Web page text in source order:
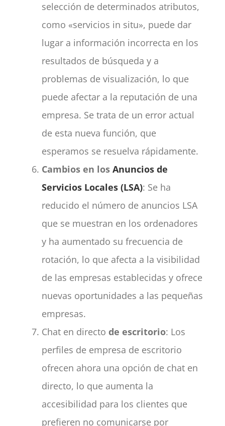
selección de determinados atributos,
como «servicios in situ», puede dar
lugar a información incorrecta en los
resultados de búsqueda y a
problemas de visualización, lo que
puede afectar a la reputación de una
empresa. Se trata de un error actual
de esta nueva función, que
esperamos se resuelva rápidamente.
Cambios en los Anuncios de
Servicios Locales (LSA): Se ha
reducido el número de anuncios LSA
que se muestran en los ordenadores
y ha aumentado su frecuencia de
rotación, lo que afecta a la visibilidad
de las empresas establecidas y ofrece
nuevas oportunidades a las pequeñas
empresas.
Chat en directo de escritorio: Los
perfiles de empresa de escritorio
ofrecen ahora una opción de chat en
directo, lo que aumenta la
accesibilidad para los clientes que
prefieren no comunicarse por